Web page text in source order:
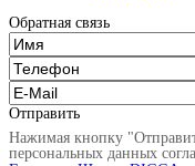
Обратная связь
Отправить
Нажимая кнопку
персональных данных